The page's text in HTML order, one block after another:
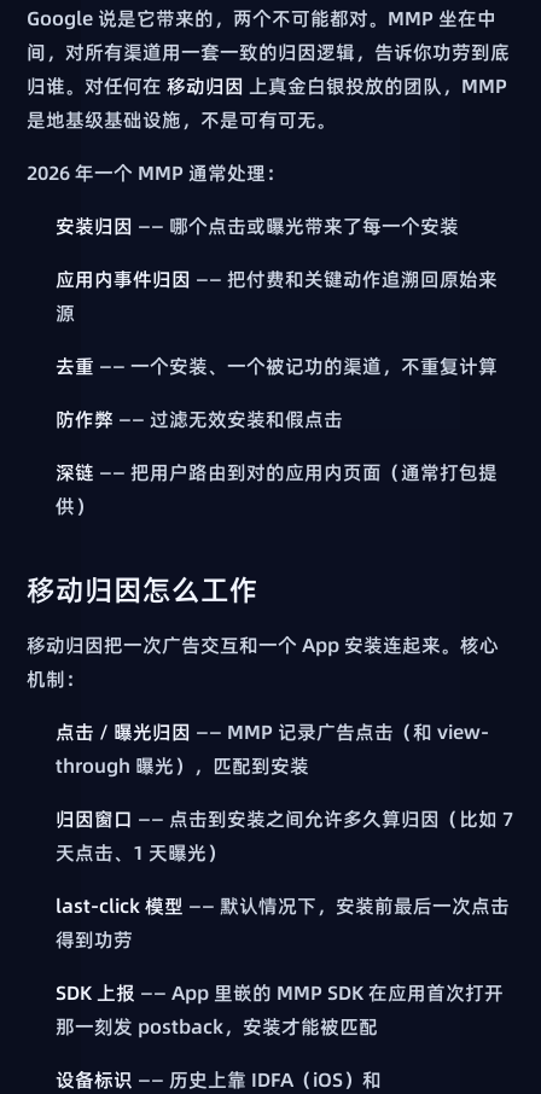
Google 说是它带来的，两个不可能都对。MMP 坐在中
间，对所有渠道用一套一致的归因逻辑，告诉你功劳到底
归谁。对任何在移动归因 上真金白银投放的团队，MMP
是地基级基础设施，不是可有可无。
2026 年一个 MMP 通常处理：
安装归因 —— 哪个点击或曝光带来了每一个安装
应用内事件归因 —— 把付费和关键动作追溯回原始来
源
去重 —— 一个安装、一个被记功的渠道，不重复计算
防作弊 —— 过滤无效安装和假点击
深链 —— 把用户路由到对的应用内页面（通常打包提
供）
移动归因怎么工作
移动归因把一次广告交互和一个 App 安装连起来。核心
机制：
点击 / 曝光归因 —— MMP 记录广告点击（和 view-
through 曝光），匹配到安装
归因窗口 —— 点击到安装之间允许多久算归因（比如 7
天点击、1 天曝光）
last-click 模型 —— 默认情况下，安装前最后一次点击
得到功劳
SDK 上报 —— App 里嵌的 MMP SDK 在应用首次打开
那一刻发 postback，安装才能被匹配
设备标识 —— 历史上靠 IDFA（iOS）和